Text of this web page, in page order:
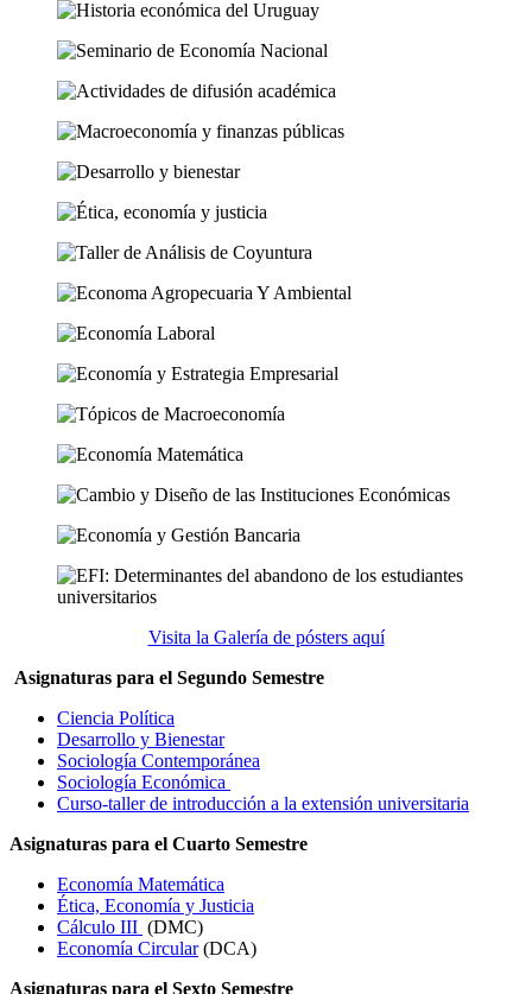
Visita la Galería de pósters aquí
Asignaturas para el Segundo Semestre
Ciencia Política
Desarrollo y Bienestar
Sociología Contemporánea
Sociología Económica
Curso-taller de introducción a la extensión universitaria
Asignaturas para el Cuarto Semestre
Economía Matemática
Ética, Economía y Justicia
Cálculo III (DMC)
Economía Circular(DCA)
Asignaturas para el Sexto Semestre